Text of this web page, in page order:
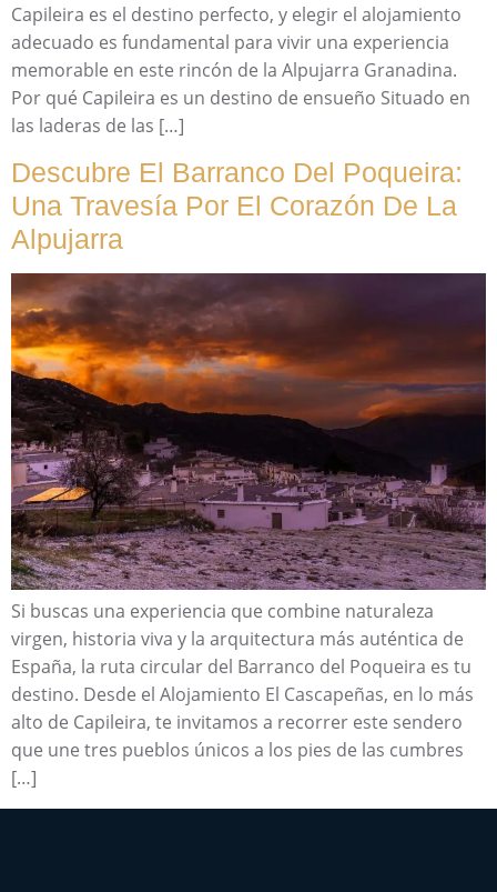
Capileira es el destino perfecto, y elegir el alojamiento
adecuado es fundamental para vivir una experiencia
memorable en este rincón de la Alpujarra Granadina.
Por qué Capileira es un destino de ensueño Situado en
las laderas de las […]
Descubre El Barranco Del Poqueira:
Una Travesía Por El Corazón De La
Alpujarra
Si buscas una experiencia que combine naturaleza
virgen, historia viva y la arquitectura más auténtica de
España, la ruta circular del Barranco del Poqueira es tu
destino. Desde el Alojamiento El Cascapeñas, en lo más
alto de Capileira, te invitamos a recorrer este sendero
que une tres pueblos únicos a los pies de las cumbres
[…]